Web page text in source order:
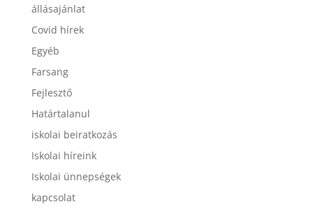
állásajánlat
Covid hírek
Egyéb
Farsang
Fejlesztő
Határtalanul
iskolai beiratkozás
Iskolai híreink
Iskolai ünnepségek
kapcsolat